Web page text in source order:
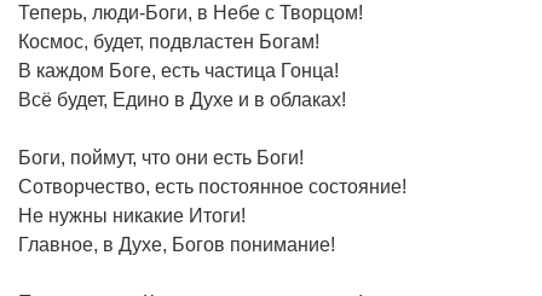
Теперь, люди-Боги, в Небе с Творцом!
Космос, будет, подвластен Богам!
В каждом Боге, есть частица Гонца!
Всё будет, Едино в Духе и в облаках!
Боги, поймут, что они есть Боги!
Сотворчество, есть постоянное состояние!
Не нужны никакие Итоги!
Главное, в Духе, Богов понимание!